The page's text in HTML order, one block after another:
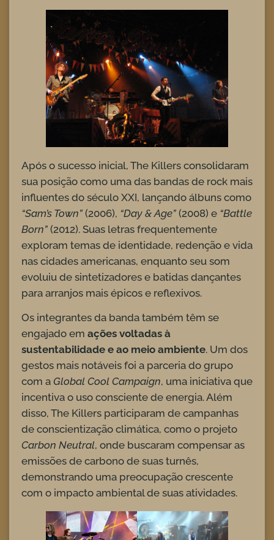
Após o sucesso inicial, The Killers consolidaram
sua posição como uma das bandas de rock mais
influentes do século XXI, lançando álbuns como
“Sam’s Town” (2006), “Day & Age” (2008) e “Battle
Born” (2012). Suas letras frequentemente
exploram temas de identidade, redenção e vida
nas cidades americanas, enquanto seu som
evoluiu de sintetizadores e batidas dançantes
para arranjos mais épicos e reflexivos.
Os integrantes da banda também têm se
engajado em ações voltadas à
sustentabilidade e ao meio ambiente. Um dos
gestos mais notáveis foi a parceria do grupo
com a Global Cool Campaign, uma iniciativa que
incentiva o uso consciente de energia. Além
disso, The Killers participaram de campanhas
de conscientização climática, como o projeto
Carbon Neutral, onde buscaram compensar as
emissões de carbono de suas turnês,
demonstrando uma preocupação crescente
com o impacto ambiental de suas atividades.